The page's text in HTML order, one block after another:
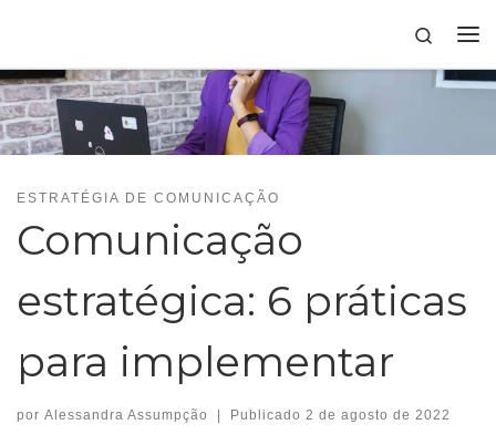
Search
ESTRATÉGIA DE COMUNICAÇÃO
Comunicação
estratégica: 6 práticas
para implementar
por Alessandra Assumpção Publicado 2 de agosto de 2022